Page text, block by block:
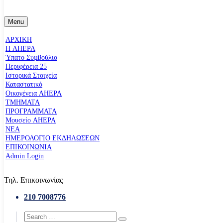
Menu
ΑΡΧΙΚΗ
Η AHEPA
Ύπατο Συµβούλιο
Περιφέρεια 25
Ιστορικά Στοιχεία
Καταστατικό
Οικογένεια AHEPA
ΤΜΗΜΑΤΑ
ΠΡΟΓΡΑΜΜΑΤΑ
Μουσείο AHEPA
ΝΕΑ
ΗΜΕΡΟΛΟΓΙΟ ΕΚΔΗΛΩΣΕΩΝ
ΕΠΙΚΟΙΝΩΝΙΑ
Admin Login
Τηλ. Επικοινωνίας
210 7008776